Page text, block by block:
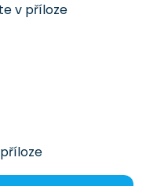
v příloze